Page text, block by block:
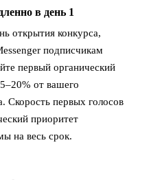
в день 1
открытия конкурса,
подписчикам
первый органический
от вашего
Скорость первых голосов
приоритет
на весь срок.